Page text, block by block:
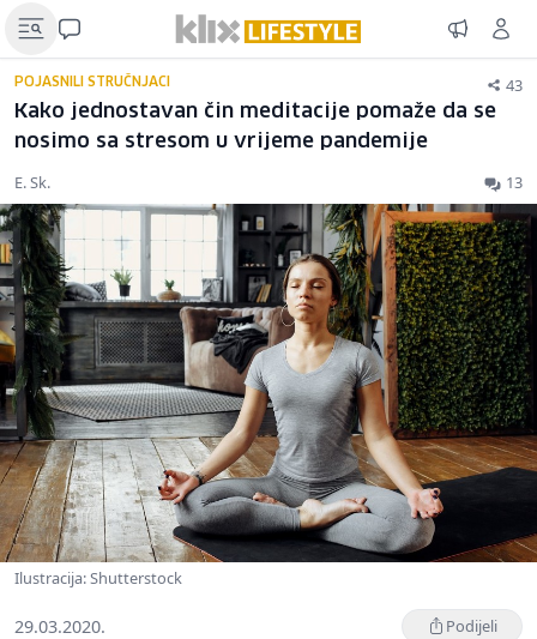
POJASNILI STRUČNJACI 43
Kako jednostavan čin meditacije pomaže da se
nosimo sa stresom u vrijeme pandemije
E. Sk. 13
Ilustracija: Shutterstock
29.03.2020. Podijeli